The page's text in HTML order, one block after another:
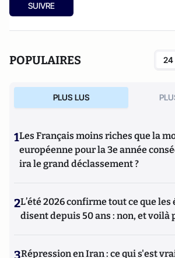
SUIVRE
POPULAIRES 24
PLUS LUS
1Les Français moins riches que la
européenne pour la 3e année
ira le grand déclassement ?
2L’été 2026 confirme tout ce que les
disent depuis 50 ans : non, et voilà
3Répression en Iran : ce qui s'est